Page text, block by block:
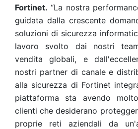
Fortinet. “La nostra
guidata dalla crescente
soluzioni di sicurezza
lavoro svolto dai nostri
vendita globali, e
nostri partner di canale e
alla sicurezza di Fortinet
piattaforma sta avendo
clienti che desiderano
proprie reti aziendali da